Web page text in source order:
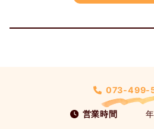
073-499-
営業時間